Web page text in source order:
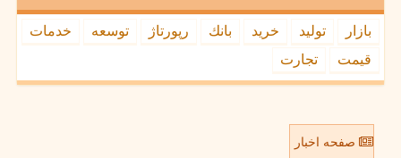
بازار تولید خرید بانك رپورتاژ توسعه
خدمات
قیمت
تجارت
صفحه اخبار